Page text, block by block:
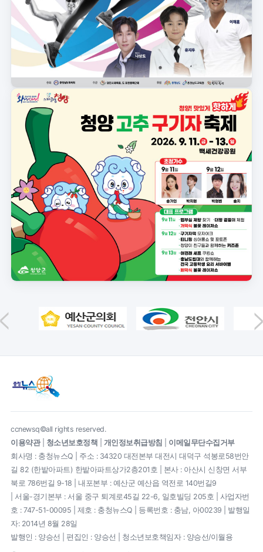
ccnewsq©all rights reserved.
이용약관| 청소년보호정책 개인정보취급방침
이메일무단수집거부
회사명 : 충청뉴스Q | 주소 : 34320 대전본부 대전시 대덕구 석봉로58번안
길 82 (한밭아파트) 한밭아파트상가2층201호 | 본사 : 아산시 신창면 서부
북로 786번길 9-18 | 내포본부 : 예산군 예산읍 역전로 140번길9
| 서울-경기본부 : 서울 중구 퇴계로45길 22-6, 일호빌딩 205호 | 사업자번
호 : 747-51-00095 | 제호 : 충청뉴스Q | 등록번호 : 충남, 아00239 | 발행일
자: 2014년 8월 28일
발행인 : 양승선 | 편집인 : 양승선 | 청소년보호책임자 : 양승선/이월용